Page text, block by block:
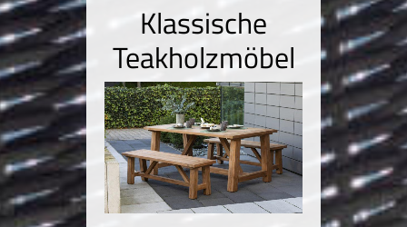
-
Klassische
Teakholzmöbel